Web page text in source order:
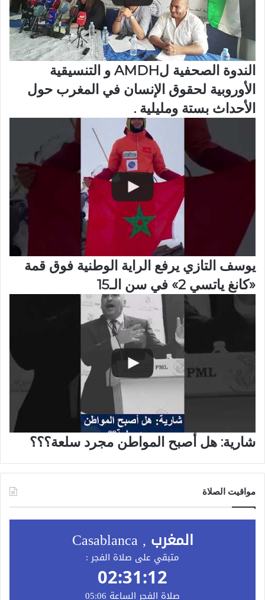
الندوة الصحفية لAMDH و التنسيقية
الأوروبية لحقوق الإنسان في المغرب حول
الأحداث بستة ومليلية .
يوسف التازي يرفع الراية الوطنية فوق قمة
«كانغ ياتسي 2» في سن الـ15
شارية: هل أصبح المواطن مجرد سلعة؟؟؟
مواقيت الصلاة